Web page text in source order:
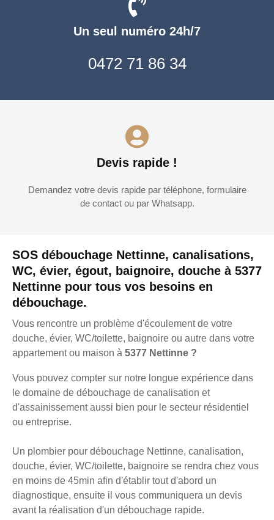
SOS débouchage Nettinne, canalisations,
WC, évier, égout, baignoire, douche à 5377
Nettinne pour tous vos besoins en
débouchage.
Vous rencontre un problème d'écoulement de votre
douche, évier, WC/toilette, baignoire ou autre dans votre
appartement ou maison à 5377 Nettinne ?
Vous pouvez compter sur notre longue expérience dans
le domaine de débouchage de canalisation et
d'assainissement aussi bien pour le secteur résidentiel
ou entreprise.
Un plombier pour débouchage Nettinne, canalisation,
douche, évier, WC/toilette, baignoire se rendra chez vous
en moins de 45min afin d'établir tout d'abord un
diagnostique, ensuite il vous communiquera un devis
avant la réalisation d'un débouchage rapide.
Un seul numéro 24h/7
0472 71 86 34
Devis rapide !
Demandez votre devis rapide par téléphone, formulaire
de contact ou par Whatsapp.